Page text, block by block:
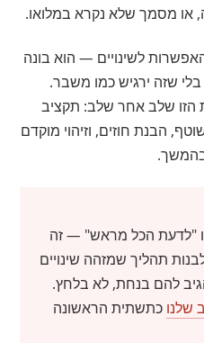
מסמך שלא נקרא במלואו.
לשינויים — הוא בונה
שזה ירגיש כמו משבר.
הזו שלב אחר שלב: תקציב
הבנת חוזים, וזיהוי מוקדם
"לדעת הכל מראש" — זה
תהליך שמזהה שינויים
להם בנחת, לא בלחץ.
שלנו כתשתית הראשונה